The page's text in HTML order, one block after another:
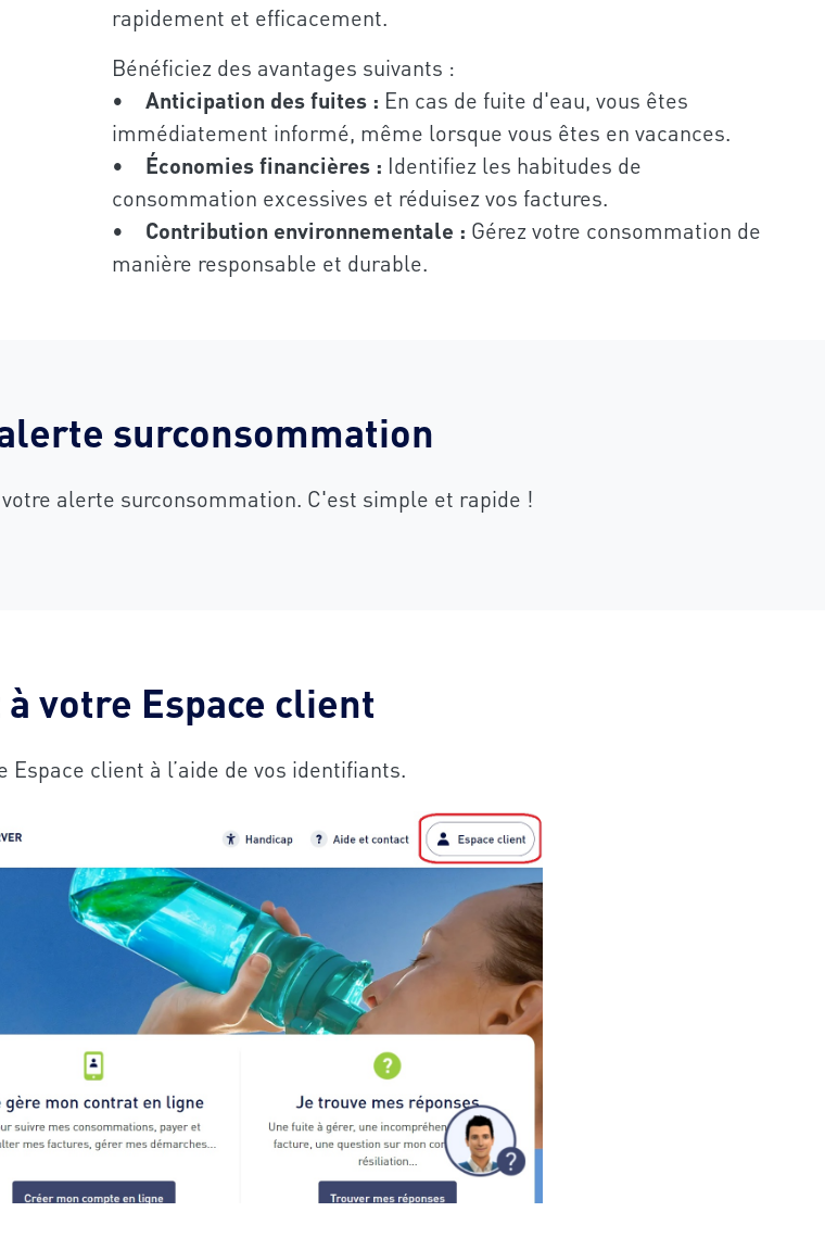
rapidement et efficacement.
Bénéficiez des avantages suivants :
• Anticipation des fuites : En cas de fuite d'eau, vous êtes
immédiatement informé, même lorsque vous êtes en vacances.
• Économies financières : Identifiez les habitudes de
consommation excessives et réduisez vos factures.
•
Contribution environnementale : Gérez votre consommation de
manière responsable et durable.
surconsommation
alerte surconsommation. C'est simple et rapide !
à votre Espace client
Espace client à l’aide de vos identifiants.